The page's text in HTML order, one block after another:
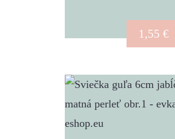
1,55 €